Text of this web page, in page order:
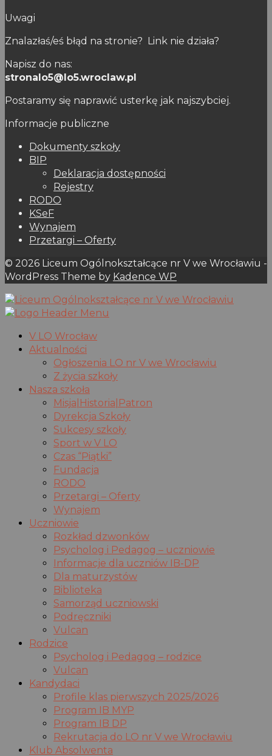
Uwagi
Znalazłaś/eś błąd na stronie? Link nie działa?
Napisz do nas:
stronalo5@lo5.wroclaw.pl
Postaramy się naprawić usterkę jak najszybciej.
Informacje publiczne
Dokumenty szkoły
BIP
Deklaracja dostępności
Rejestry
RODO
KSeF
Wynajem
Przetargi – Oferty
© 2026 Liceum Ogólnokształcące nr V we Wrocławiu -
WordPress Theme by Kadence WP
V LO Wrocław
Aktualności
Ogłoszenia LO nr V we Wrocławiu
Z życia szkoły
Nasza szkoła
Misja|Historia|Patron
Dyrekcja Szkoły
Sukcesy szkoły
Sport w V LO
Czas “Piątki”
Fundacja
RODO
Przetargi – Oferty
Wynajem
Uczniowie
Rozkład dzwonków
Psycholog i Pedagog – uczniowie
Informacje dla uczniów IB-DP
Dla maturzystów
Biblioteka
Samorząd uczniowski
Podręczniki
Vulcan
Rodzice
Psycholog i Pedagog – rodzice
Vulcan
Kandydaci
Profile klas pierwszych 2025/2026
Program IB MYP
Program IB DP
Rekrutacja do LO nr V we Wrocławiu
Klub Absolwenta